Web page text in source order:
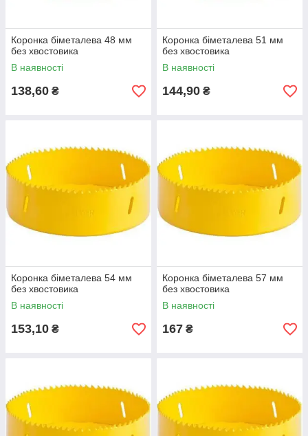
Коронка біметалева 48 мм
без хвостовика
В наявності
138,60 ₴
Коронка біметалева 51 мм
без хвостовика
В наявності
144,90 ₴
Коронка біметалева 54 мм
без хвостовика
В наявності
153,10 ₴
Коронка біметалева 57 мм
без хвостовика
В наявності
167 ₴